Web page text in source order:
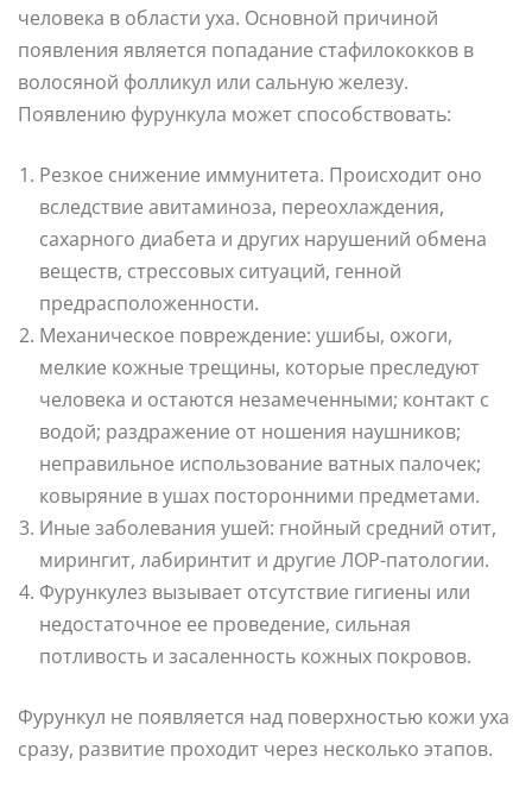
человека в области уха. Основной причиной
появления является попадание стафилококков в
волосяной фолликул или сальную железу.
Появлению фурункула может способствовать:
Резкое снижение иммунитета. Происходит оно
вследствие авитаминоза, переохлаждения,
сахарного диабета и других нарушений обмена
веществ, стрессовых ситуаций, генной
предрасположенности.
Механическое повреждение: ушибы, ожоги,
мелкие кожные трещины, которые преследуют
человека и остаются незамеченными; контакт с
водой; раздражение от ношения наушников;
неправильное использование ватных палочек;
ковыряние в ушах посторонними предметами.
Иные заболевания ушей: гнойный средний отит,
мирингит, лабиринтит и другие ЛОР-патологии.
Фурункулез вызывает отсутствие гигиены или
недостаточное ее проведение, сильная
потливость и засаленность кожных покровов.
Фурункул не появляется над поверхностью кожи уха
сразу, развитие проходит через несколько этапов.